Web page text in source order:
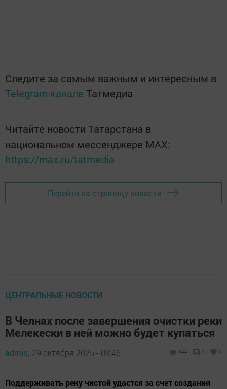
Следите за самым важным и интересным в
Telegram-канале Татмедиа
Читайте новости Татарстана в
национальном мессенджере MАХ:
https://max.ru/tatmedia
Перейти на страницу новости
ЦЕНТРАЛЬНЫЕ НОВОСТИ
В Челнах после завершения очистки реки
Мелекески в ней можно будет купаться
admin, 29 октября 2025 - 09:46 344 0 0
Поддерживать реку чистой удастся за счет создания